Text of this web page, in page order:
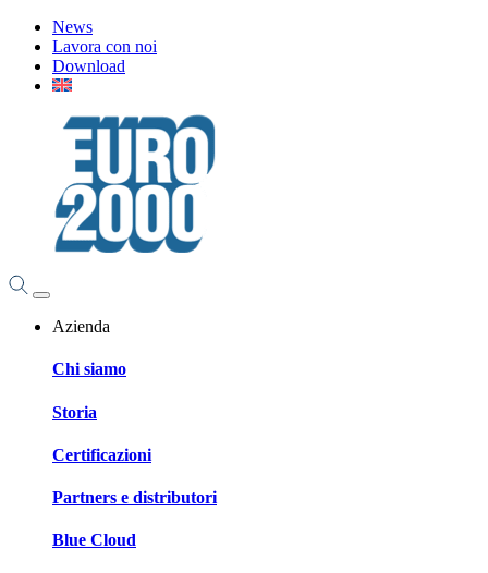
News
Lavora con noi
Download
Azienda
Chi siamo
Storia
Certificazioni
Partners e distributori
Blue Cloud